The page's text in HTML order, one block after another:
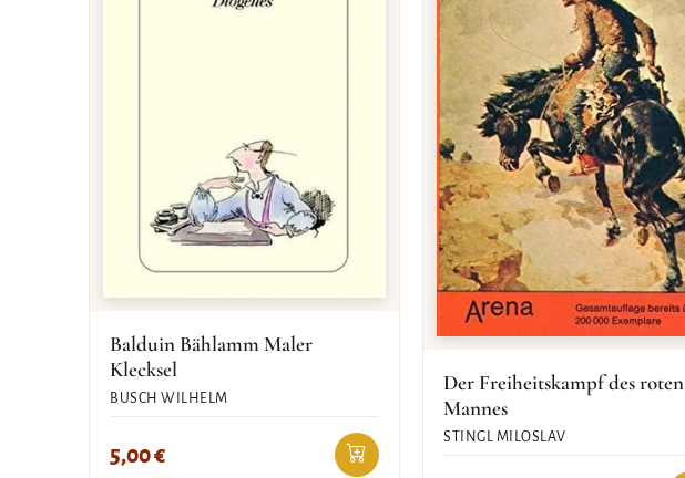
Balduin Bählamm Maler
Klecksel
BUSCH WILHELM
5,00€
Der Freiheitskampf des roten
Mannes
STINGL MILOSLAV